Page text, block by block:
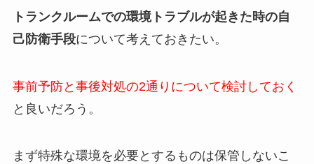
トランクルームでの環境トラブルが起きた時の自
己防衛手段について考えておきたい。
事前予防と事後対処の2通りについて検討しておく
と良いだろう。
まず特殊な環境を必要とするものは保管しないこ